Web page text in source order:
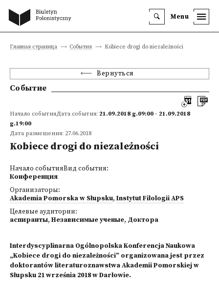
Menu
Главная страница События Kobiece drogi do niezależności
Вернуться
Событие
Начало событияДата события: 21.09.2018 g.09:00 - 21.09.2018
g.19:00
Дата размещения: 27.06.2018
Kobiece drogi do niezależności
Начало событияВид события:
Конференция
Организаторы:
Akademia Pomorska w Słupsku, Instytut Filologii APS
Целевые аудитории:
аспиранты, Независимые ученые, Доктора
Interdyscyplinarna Ogólnopolska Konferencja Naukowa
„Kobiece drogi do niezależności” organizowana jest przez
doktorantów literaturoznawstwa Akademii Pomorskiej w
Słupsku 21 września 2018 w Darłowie.